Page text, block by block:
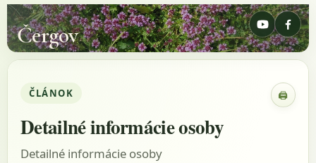
Čergov
ČLÁNOK 🖨
Detailné informácie osoby
Detailné informácie osoby